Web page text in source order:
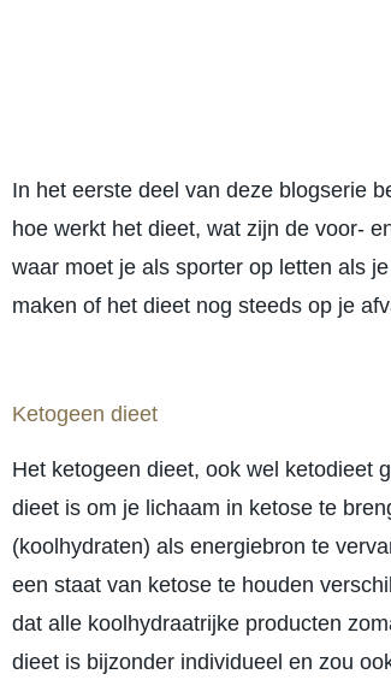
In het eerste deel van deze blogserie
hoe werkt het dieet, wat zijn de voor-
waar moet je als sporter op letten als
maken of het dieet nog steeds op je
Ketogeen dieet
Het ketogeen dieet, ook wel ketodieet
dieet is om je lichaam in ketose te
(koolhydraten) als energiebron te
een staat van ketose te houden
dat alle koolhydraatrijke producten
dieet is bijzonder individueel en zou